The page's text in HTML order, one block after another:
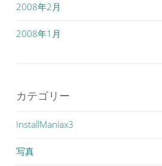
2008年2月
2008年1月
カテゴリー
InstallManiax3
写真